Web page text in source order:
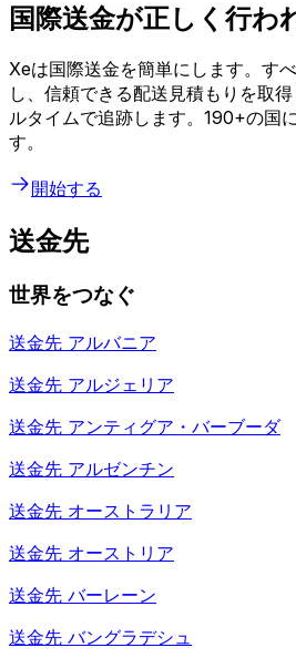
国際送金が正しく行わ
Xeは国際送金を簡単にします。す
し、信頼できる配送見積もりを取
ルタイムで追跡します。190+の国
す。
開始する
送金先
世界をつなぐ
送金先 アルバニア
送金先 アルジェリア
送金先 アンティグア・バーブーダ
送金先 アルゼンチン
送金先 オーストラリア
送金先 オーストリア
送金先 バーレーン
送金先 バングラデシュ